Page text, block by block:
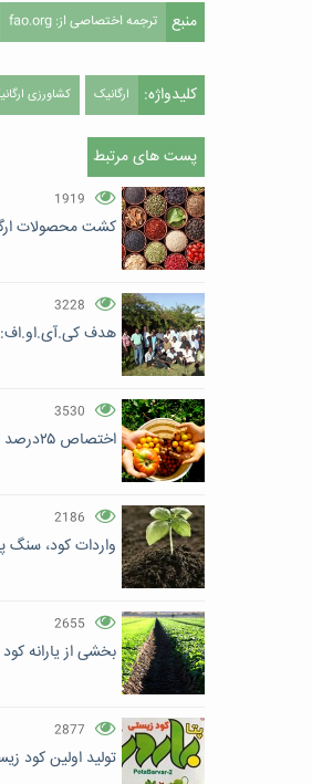
منبع ترجمه اختصاصی از: fao.org
کلیدواژه: ارگانیک کشاورزی
پست های مرتبط
1919
کشت محصولات ارگانیک در
3228
هدف کی.آی.او.اف:
3530
اختصاص ۲۵درصد اراضی ایران به محصولات ارگانیک تا سال ۱۴۰۴
2186
واردات کود، سنگ
2655
بخشی از یارانه
2877
تولید اولین کود